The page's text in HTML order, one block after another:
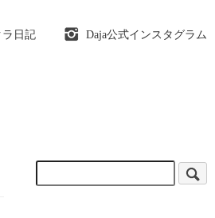
ラ日記 Daja公式インスタグラム